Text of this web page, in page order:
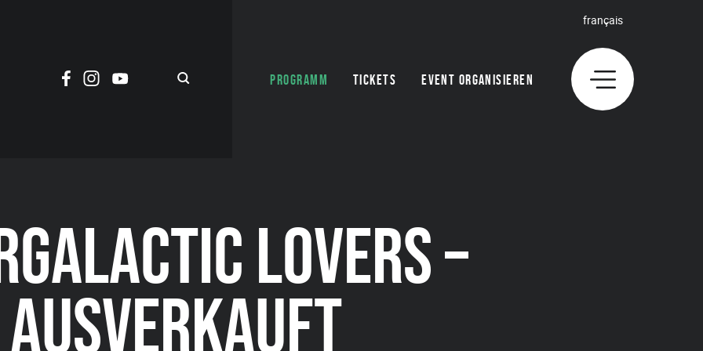
PROGRAMM TICKETS EVENT ORGANISIEREN
français
LOVERS –
AUSVERKAUFT